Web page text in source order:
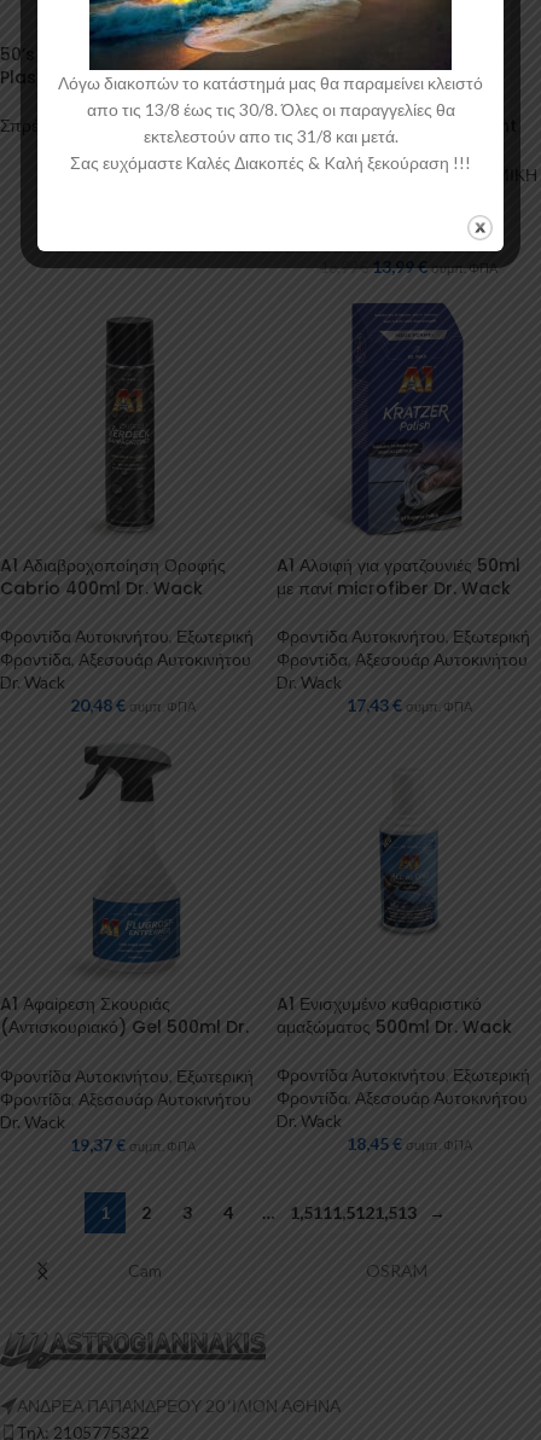
50’s Aqua Muscle Car Color
Plasti Dip Spray
Σπρέυ (ματ χρώματα)
-18%
555 – Αφαιρετικό κεριών και
coating (Professional Paint
Prep)
Φροντίδα Αυτοκινήτου, ΚΕΡΑΜΙΚΗ
16,99€ 13,99€ συμπ. ΦΠΑ
A1 Αδιαβροχοποίηση Οροφής
Cabrio 400ml Dr. Wack
Φροντίδα Αυτοκινήτου, Εξωτερική
Φροντίδα, Αξεσουάρ Αυτοκινήτου
Dr. Wack
20,48€ συμπ. ΦΠΑ
A1 Αλοιφή για γρατζουνιές 50ml
με πανί microfiber Dr. Wack
Φροντίδα Αυτοκινήτου, Εξωτερική
Φροντίδα, Αξεσουάρ Αυτοκινήτου
Dr. Wack
17,43€ συμπ. ΦΠΑ
A1 Αφαίρεση Σκουριάς
(Αντισκουριακό) Gel 500ml Dr.
Φροντίδα Αυτοκινήτου, Εξωτερική
Φροντίδα Αξεσουάρ Αυτοκινήτου
Dr. Wack
19,37€ συμπ. ΦΠΑ
A1 Ενισχυμένο καθαριστικό
αμαξώματος 500ml Dr. Wack
Φροντίδα Αυτοκινήτου Εξωτερική
Φροντίδα, Αξεσουάρ Αυτοκινήτου
Dr. Wack
18,45€ συμπ. ΦΠΑ
1 2 3 4 … 1,5111,5121,513 →
Cam OSRAM
ΑΝΔΡΕΑ ΠΑΠΑΝΔΡΕΟΥ 20 ‘ΙΛΙΟΝ ΑΘΗΝΑ
Τηλ: 2105775322
Λόγω διακοπών το κατάστημά μας θα παραμείνει κλειστό
απο τις 13/8 έως τις 30/8. Όλες οι παραγγελίες θα
εκτελεστούν απο τις 31/8 και μετά.
Σας ευχόμαστε Καλές Διακοπές & Kαλή ξεκούραση !!!